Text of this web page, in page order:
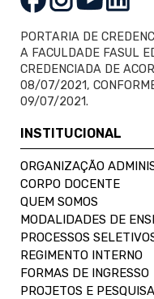
PORTARIA DE
A FACULDADE FASUL
CREDENCIADA DE
08/07/2021,
09/07/2021.
INSTITUCIONAL
ORGANIZAÇÃO
CORPO DOCENTE
QUEM SOMOS
MODALIDADES DE
PROCESSOS
REGIMENTO INTERNO
FORMAS DE INGRESSO
PROJETOS E